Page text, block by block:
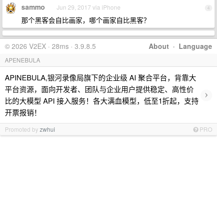
4
sammo Jun 29, 2017 via iPhone
那个黑客会自比画家，哪个画家自比黑客？
About · Language
© 2026 V2EX · 28ms · 3.9.8.5
APENEBULA
APINEBULA,银河录像局旗下的企业级 AI 聚合平台，背靠大
平台资源，面向开发者、团队与企业用户提供稳定、高性价
比的大模型 API 接入服务！各大满血模型，低至1折起，支持
开票报销！
›
Promoted byzwhui PRO